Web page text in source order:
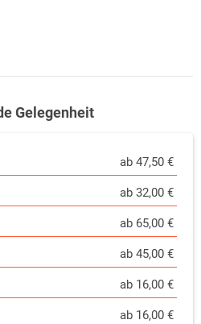
Gelegenheit
ab 47,50 €
ab 32,00 €
ab 65,00 €
ab 45,00 €
ab 16,00 €
ab 16,00 €